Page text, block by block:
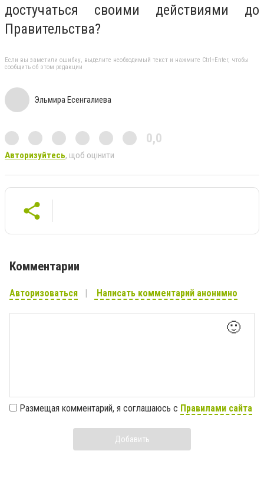
достучаться своими действиями до
Правительства?
Если вы заметили ошибку, выделите необходимый текст и нажмите Ctrl+Enter, чтобы
сообщить об этом редакции
Эльмира Есенгалиева
0,0
Авторизуйтесь, щоб оцінити
Комментарии
Авторизоваться Написать комментарий анонимно
🙂
Размещая комментарий, я соглашаюсь с Правилами сайта
Добавить